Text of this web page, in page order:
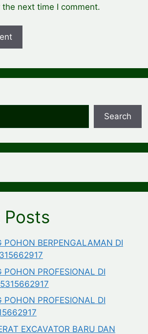
next time I comment.
Search
Posts
POHON BERPENGALAMAN DI
POHON PROFESIONAL DI
POHON PROFESIONAL DI
EXCAVATOR BARU DAN